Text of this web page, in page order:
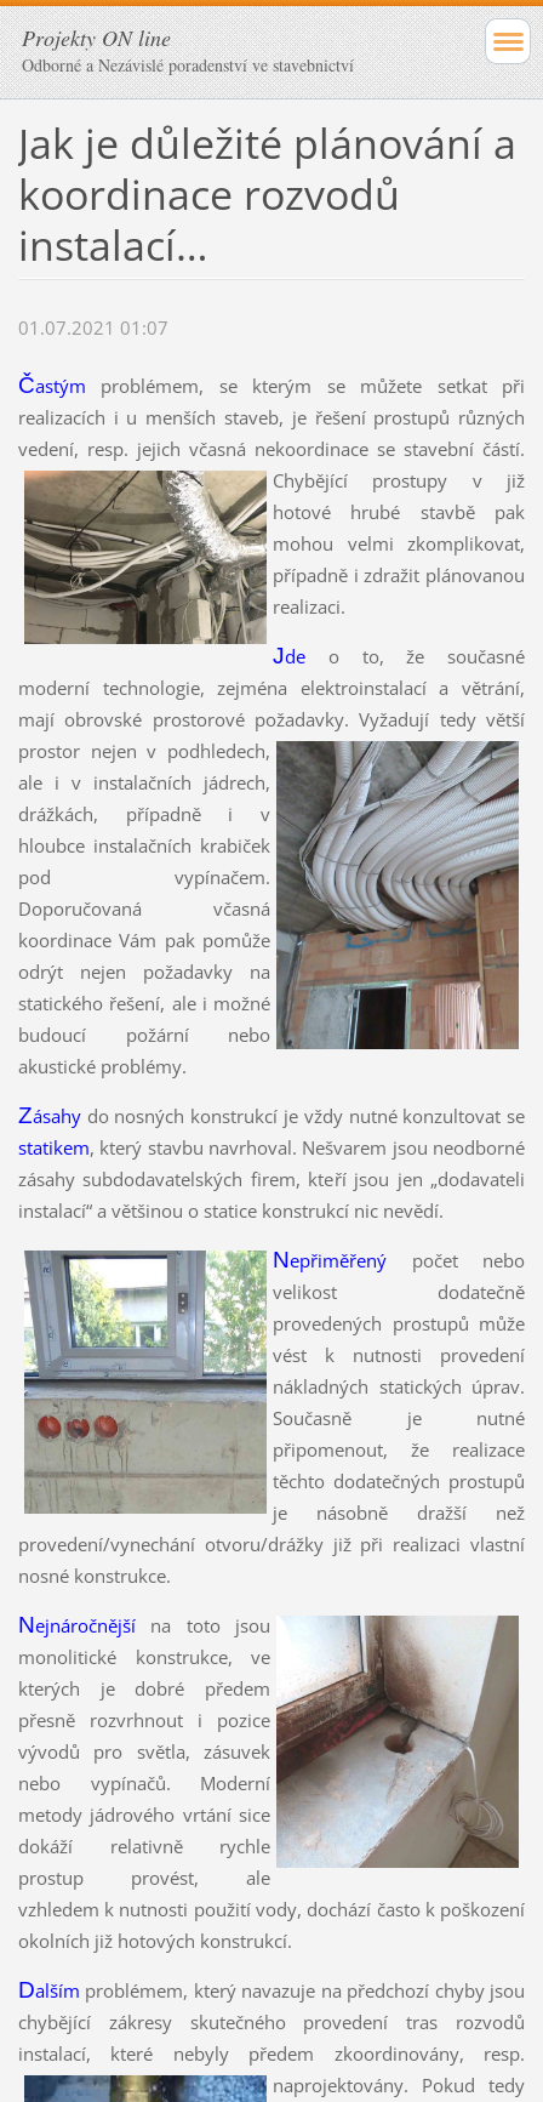
Projekty ON line
Odborné a Nezávislé poradenství ve stavebnictví
Jak je důležité plánování a
koordinace rozvodů
instalací…
01.07.2021 01:07
Častým problémem, se kterým se můžete setkat při
realizacích i u menších staveb, je řešení prostupů různých
vedení, resp. jejich včasná nekoordinace se stavební částí.
Chybějící prostupy v již
hotové hrubé stavbě pak
mohou velmi zkomplikovat,
případně i zdražit plánovanou
realizaci.
Jdeo to, že současné
moderní technologie, zejména elektroinstalací a větrání,
mají obrovské prostorové požadavky.Vyžadují tedy větší
prostor nejen v podhledech,
ale i v instalačních jádrech,
drážkách, případně i v
hloubce instalačních krabiček
pod vypínačem.
Doporučovaná včasná
koordinace Vám pak pomůže
odrýt nejen požadavky na
statického řešení, ale i možné
budoucí požární nebo
akustické problémy.
Zásahydo nosných konstrukcí je vždy nutné konzultovat se
statikem, který stavbu navrhoval. Nešvarem jsou neodborné
zásahy subdodavatelských firem, kteří jsou jen „dodavateli
instalací“ a většinou o statice konstrukcí nic nevědí.
Nepřiměřenýpočet nebo
velikost dodatečně
provedených prostupů může
vést k nutnosti provedení
nákladných statických úprav.
Současně je nutné
připomenout, že realizace
těchto dodatečných prostupů
je násobně dražší než
provedení/vynechání otvoru/drážky již při realizaci vlastní
nosné konstrukce.
Nejnáročnějšína toto jsou
monolitické konstrukce, ve
kterých je dobré předem
přesně rozvrhnout i pozice
vývodů pro světla, zásuvek
nebo vypínačů. Moderní
metody jádrového vrtání sice
dokáží relativně rychle
prostup provést, ale
vzhledem k nutnosti použití vody, dochází často k poškození
okolních již hotových konstrukcí.
Dalším problémem, který navazuje na předchozí chyby jsou
chybějící zákresy skutečného provedení tras rozvodů
instalací, které nebyly předem zkoordinovány, resp.
naprojektovány. Pokud tedy